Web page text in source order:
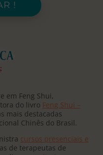
!
em Feng Shui,
do livro Feng Shui –
mais destacadas
Chinês do Brasil.
cursos presenciais e
de terapeutas de